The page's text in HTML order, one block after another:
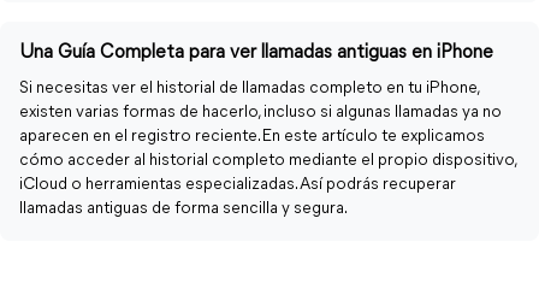
Una Guía Completa para ver llamadas antiguas en iPhone
Si necesitas ver el historial de llamadas completo en tu iPhone,
existen varias formas de hacerlo, incluso si algunas llamadas ya no
aparecen en el registro reciente. En este artículo te explicamos
cómo acceder al historial completo mediante el propio dispositivo,
iCloud o herramientas especializadas. Así podrás recuperar
llamadas antiguas de forma sencilla y segura.